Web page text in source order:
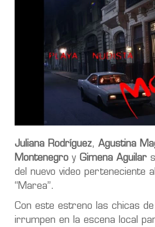
Juliana Rodríguez, Agustina
Montenegro y Gimena Aguilar
del nuevo video perteneciente
“Marea”.
Con este estreno las chicas de
irrumpen en la escena local